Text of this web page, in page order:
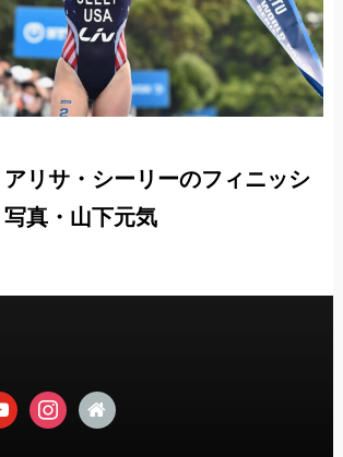
アリサ・シーリーのフィニッシ
真・山下元気
instagram
home